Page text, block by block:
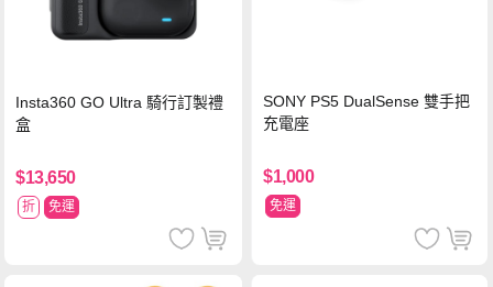
Insta360 GO Ultra 騎行訂製禮
盒
$13,650
折 免運
SONY PS5 DualSense 雙手把
充電座
$1,000
免運